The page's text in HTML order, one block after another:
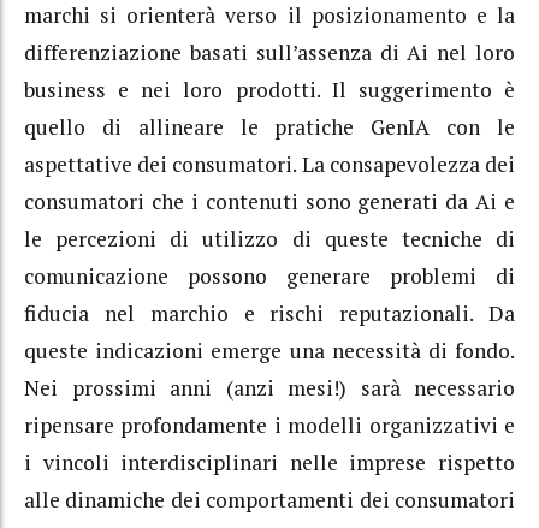
marchi si orienterà verso il posizionamento e la
differenziazione basati sull’assenza di Ai nel loro
business e nei loro prodotti. Il suggerimento è
quello di allineare le pratiche GenIA con le
aspettative dei consumatori. La consapevolezza dei
consumatori che i contenuti sono generati da Ai e
le percezioni di utilizzo di queste tecniche di
comunicazione possono generare problemi di
fiducia nel marchio e rischi reputazionali. Da
queste indicazioni emerge una necessità di fondo.
Nei prossimi anni (anzi mesi!) sarà necessario
ripensare profondamente i modelli organizzativi e
i vincoli interdisciplinari nelle imprese rispetto
alle dinamiche dei comportamenti dei consumatori